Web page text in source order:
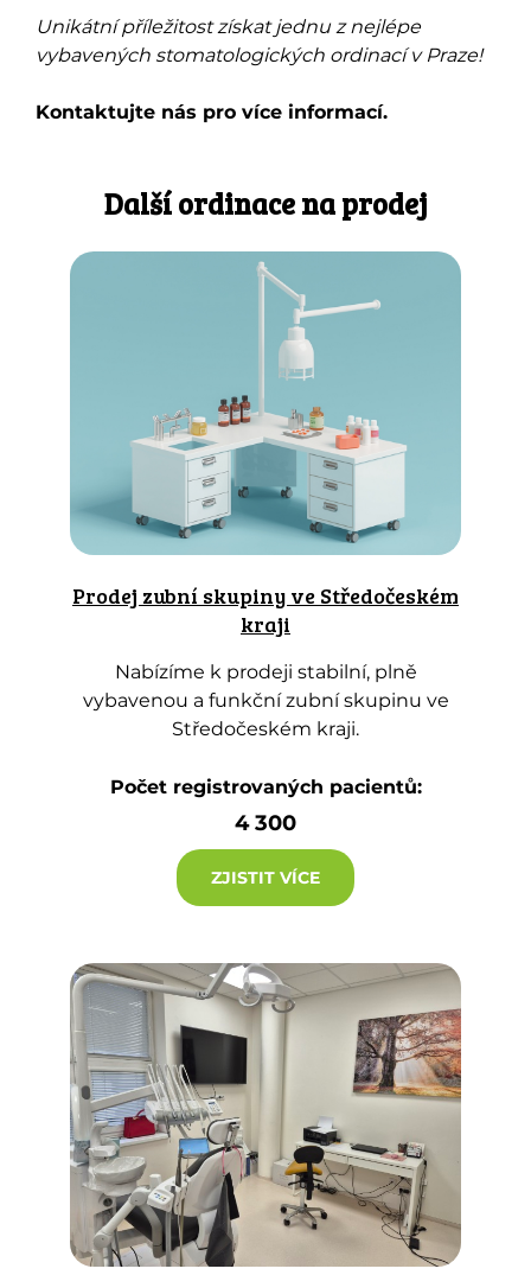
Unikátní příležitost získat jednu z nejlépe
vybavených stomatologických ordinací v Praze!
Kontaktujte nás pro více informací.
Další ordinace na prodej
Prodej zubní skupiny ve Středočeském
kraji
Nabízíme k prodeji stabilní, plně
vybavenou a funkční zubní skupinu ve
Středočeském kraji.
Počet registrovaných pacientů:
4 300
ZJISTIT VÍCE